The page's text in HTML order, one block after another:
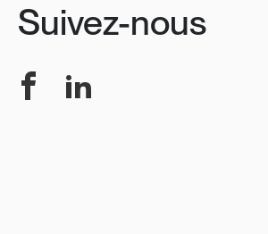
Suivez-nous
FacebookLinkedIn